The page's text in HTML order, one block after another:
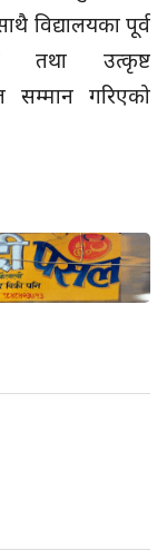
विद्यालयका पूर्व
तथा उत्कृष्ट
सम्मान गरिएको